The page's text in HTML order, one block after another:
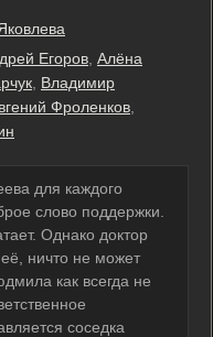
Егоров Алёна
Владимир
Фроленков
для каждого
слово поддержки.
Однако доктор
ничто не может
как всегда не
соседка